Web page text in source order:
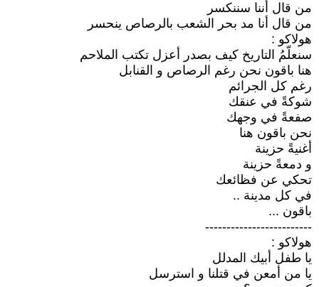
من قال أننا سننكسر
من قال أنا مد بحر الشعب بالرصاص ينحسر
هولاكو :
سنعلّمُ التاريخ كيف بصدر أعزل تكتب الملاحم
هنا باقون نحن رغم الرصاص و القنابل
رغم كل الجرائم
شوكةً في عنقك
صفعةً في وجهك
نحن باقون هنا
أغنيةً حزينة
و دمعةً حزينة
تحكي عن فظائعك
في كل مدينة ..
باقون ...
-------------------------
هولاكو :
يا طفل أبيك المدلل
يا من أمعن في قتلنا و استرسل